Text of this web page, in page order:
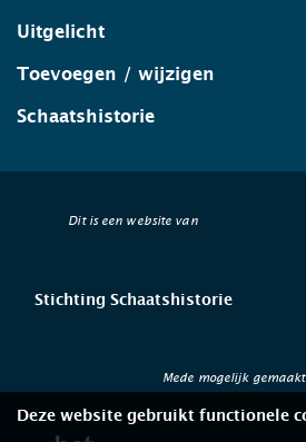
Uitgelicht
Toevoegen / wijzigen
Schaatshistorie
Dit is een website van
Stichting Schaatshistorie
Mede mogelijk
Deze website gebruikt functionele